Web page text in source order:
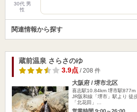
30代 男
性
関連情報から探す
蔵前温泉 さらさのゆ
3.9点/ 208 件
大阪府 / 堺市北区
喜志駅10.84km 堺市駅877m
JR阪和線「堺市」駅より 徒
「北花田」…